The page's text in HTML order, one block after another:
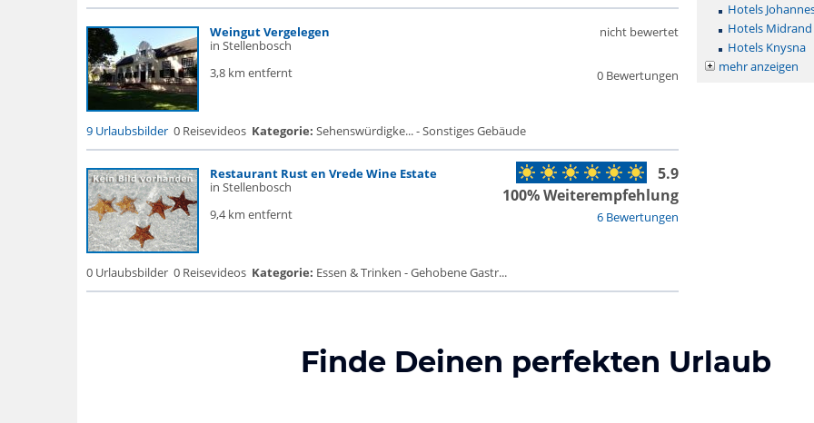
Weingut Vergelegen
in Stellenbosch
3,8 km entfernt
0 Bewertungen
nicht bewertet
9 Urlaubsbilder 0 Reisevideos Kategorie: Sehenswürdigke... - Sonstiges Gebäude
Restaurant Rust en Vrede Wine Estate
in Stellenbosch
9,4 km entfernt
6 Bewertungen
5.9
100% Weiterempfehlung
0 Urlaubsbilder 0 Reisevideos Kategorie: Essen & Trinken - Gehobene Gastr...
Hotels
Hotels Midrand
Hotels Knysna
mehr anzeigen
Finde Deinen perfekten Urlaub